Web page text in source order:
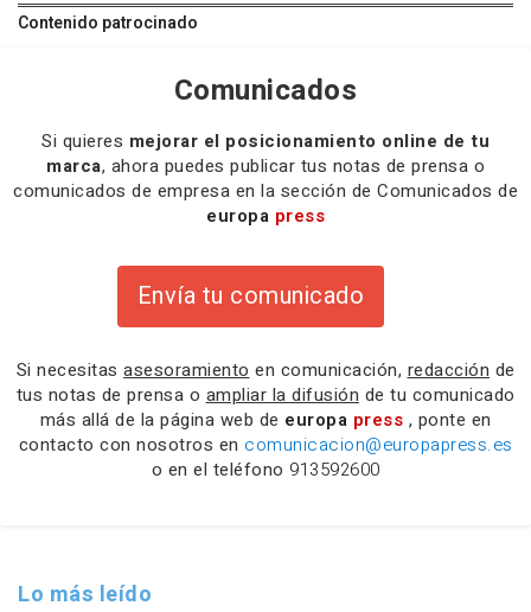
Contenido patrocinado
Comunicados
Si quieres mejorar el posicionamiento online de tu
marca, ahora puedes publicar tus notas de prensa o
comunicados de empresa en la sección de Comunicados de
europa press
Envía tu comunicado
Si necesitas asesoramiento en comunicación, redacción de
tus notas de prensa o ampliar la difusión de tu comunicado
más allá de la página web de europa press , ponte en
contacto con nosotros en comunicacion@europapress.es
o en el teléfono 913592600
Lo más leído